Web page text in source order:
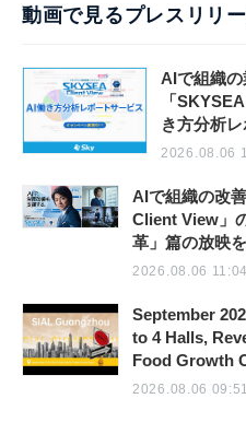
動画で見るプレスリリ
AIで組織の
「
き方分析
2026.08.06
AIで組織の改
Client View」
革」篇の放映
2026.08.06 11:04
September
to 4 Halls,
Food Growth
2026.08.06 09:51